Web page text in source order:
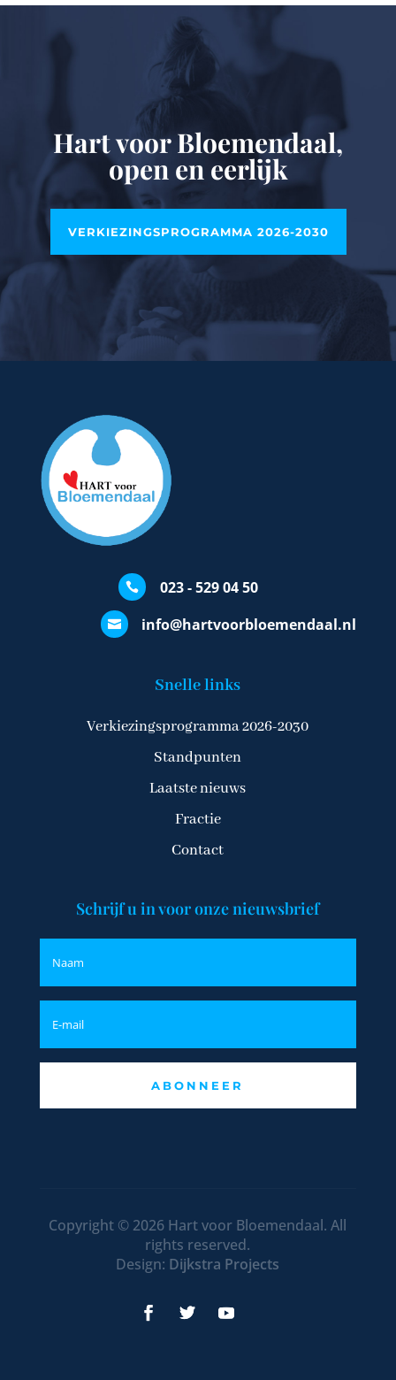
Hart voor Bloemendaal,
open en eerlijk
VERKIEZINGSPROGRAMMA 2026-2030
 023 - 529 04 50
 info@hartvoorbloemendaal.nl
Snelle links
Verkiezingsprogramma 2026-2030
Standpunten
Laatste nieuws
Fractie
Contact
Schrijf u in voor onze nieuwsbrief
ABONNEER
Copyright © 2026 Hart voor Bloemendaal. All
rights reserved.
Design: Dijkstra Projects